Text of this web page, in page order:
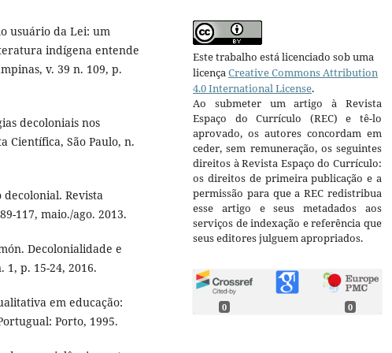
usuário da Lei: um
indígena entende
v. 39 n. 109, p.
decoloniais nos
Científica, São Paulo, n.
Revista
117, maio./ago. 2013.
Decolonialidade e
1, p. 15-24, 2016.
em educação:
Porto, 1995.
Este trabalho está licenciado sob uma
licençaCreative Commons Attribution
4.0 International License.
Ao submeter um artigo à Revista
Espaço do Currículo (REC) e tê-lo
aprovado, os autores concordam em
ceder, sem remuneração, os seguintes
direitos à Revista Espaço do Currículo:
os direitos de primeira publicação e a
permissão para que a REC redistribua
esse artigo e seus metadados aos
serviços de indexação e referência que
seus editores julguem apropriados.
0 0